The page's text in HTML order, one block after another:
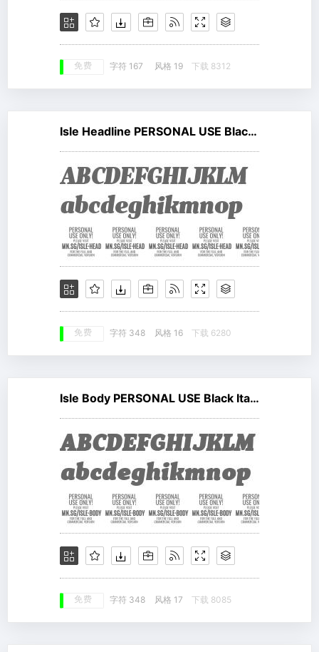
免费 字符 167 风格 19 下载 8312
Isle Headline PERSONAL USE Black Italic
免费 字符 348 风格 16 下载 6280
Isle Body PERSONAL USE Black Italic
免费 字符 348 风格 17 下载 8085